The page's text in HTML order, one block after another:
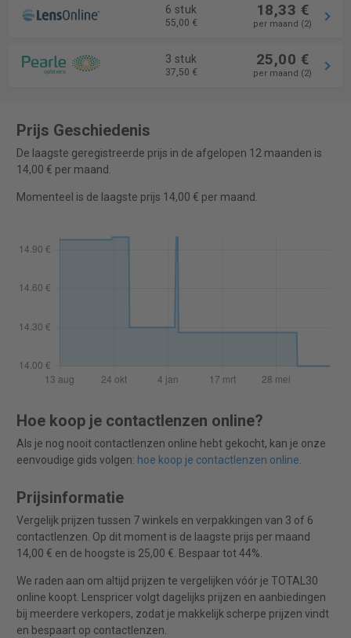
6 stuk
55,00 €
18,33 €
per maand (2)
3 stuk
37,50 €
25,00 €
per maand (2)
Prijs Geschiedenis
De laagste geregistreerde prijs in de afgelopen 12 maanden is
14,00 € per maand.
Momenteel is de laagste prijs 14,00 € per maand.
Hoe koop je contactlenzen online?
Als je nog nooit contactlenzen online hebt gekocht, kan je onze
eenvoudige gids volgen: hoe koop je contactlenzen online.
Prijsinformatie
Vergelijk prijzen tussen 7 winkels en verpakkingen van 3 of 6
contactlenzen. Op dit moment is de laagste prijs per maand
14,00 € en de hoogste is 25,00 €. Bespaar tot 44%.
We raden aan om altijd prijzen te vergelijken vóór je TOTAL30
online koopt. Lenspricer volgt dagelijks prijzen en aanbiedingen
bij meerdere verkopers, zodat je makkelijk scherpe prijzen vindt
en bespaart op contactlenzen.